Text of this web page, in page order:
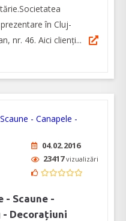
în Cluj-
nr. 46. Aici clienți...
04.02.2016
23417vizualizări
- Scaune -
- Decorațiuni